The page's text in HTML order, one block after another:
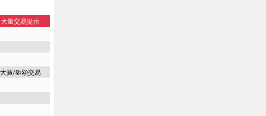
大量交易提示
大買/鉅額交易